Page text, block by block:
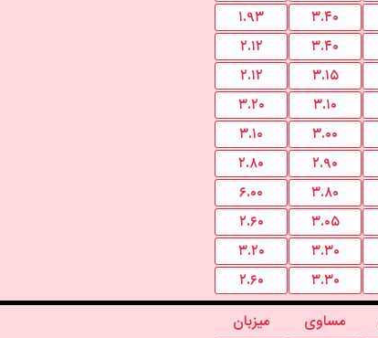
۱.۹۳ ۳.۴۰
۲.۱۲ ۳.۴۰
۲.۱۲ ۳.۱۵
۳.۲۰ ۳.۱۰
۳.۱۰ ۳.۰۰
۲.۸۰ ۲.۹۰
۶.۰۰ ۳.۸۰
۲.۶۰ ۳.۰۵
۳.۲۰ ۳.۳۰
۲.۶۰ ۳.۳۰
میزبان مساوی